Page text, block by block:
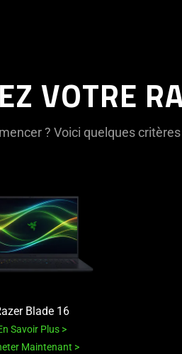
VOTRE
? Voici quelques
Blade 16
Savoir Plus
Maintenant